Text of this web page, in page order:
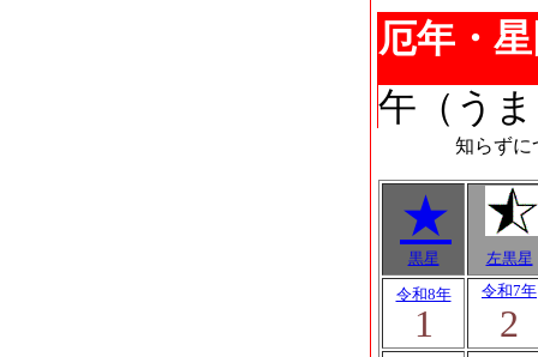
厄年・
午（う
知らずに
★
黒星
左黒星
令和8年
1
令和7年
2